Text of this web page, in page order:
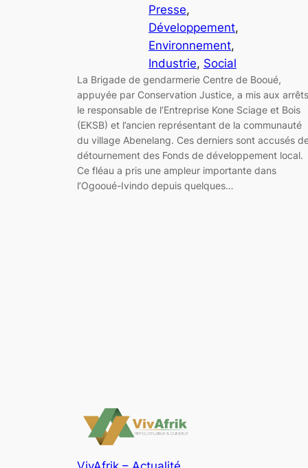
Presse
Développement
Environnement
Industrie, Social
La Brigade de gendarmerie Centre de Booué,
appuyée par Conservation Justice, a mis aux arrêts
le responsable de l’Entreprise Kone Sciage et Bois
(EKSB) et l’ancien représentant de la communauté
du village Abenelang. Ces derniers sont accusés
détournement des Fonds de développement local.
Ce fléau a pris une ampleur importante dans
l’Ogooué-Ivindo depuis quelques…